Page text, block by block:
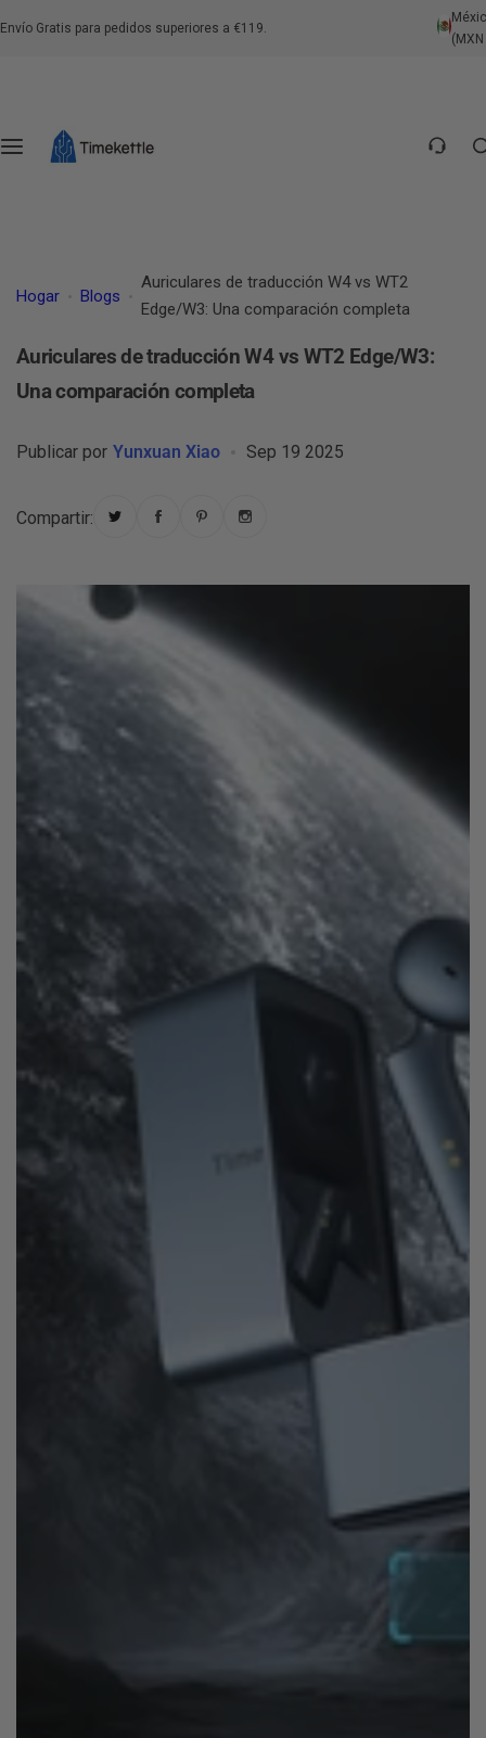
Envío Gratis para pedidos superiores a €119.
Traductores de Auriculares
W4 Pro IA -
Traductores Portátiles
NUEVO T1 - Traductor Portatil
Centro de Intérpretes
Soportes
Preguntas Frecuentes sobre el Producto
Política de Pago
Hogar Blogs
Auriculares de traducción W4 vs WT2
Edge/W3: Una comparación completa
Auriculares de traducción W4 vs WT2 Edge/W3:
Una comparación completa
Publicar por Yunxuan Xiao Sep 19 2025
Compartir:
r